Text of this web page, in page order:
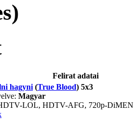
Felirat adatai
hagyni (True Blood) 5x3
Magyar
LOL, HDTV-AFG, 720p-